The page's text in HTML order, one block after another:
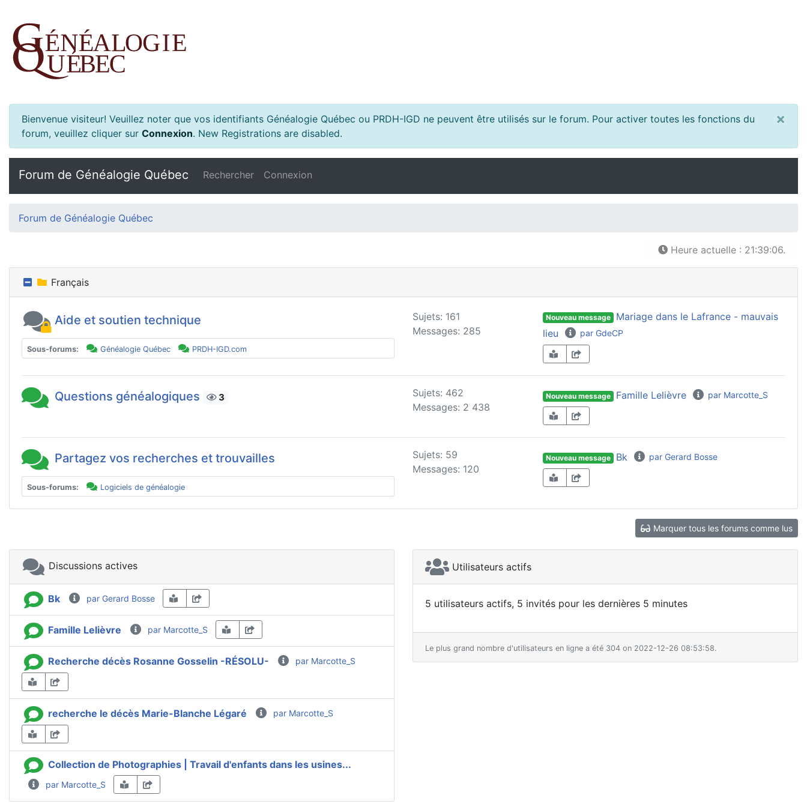
Bienvenue visiteur! Veuillez noter que vos identifiants Généalogie Québec ou PRDH-IGD ne peuvent être utilisés sur le forum. Pour activer toutes les fonctions du
forum, veuillez cliquer sur Connexion. New Registrations are disabled.
×
Forum de Généalogie Québec Rechercher Connexion
Forum de Généalogie Québec
Heure actuelle : 21:39:06.
Français
Aide et soutien technique
Sous-forums: Généalogie Québec PRDH-IGD.com
Sujets: 161
Messages: 285
Nouveau message
Mariage dans le Lafrance - mauvais
lieu
par GdeCP
Questions généalogiques 3
Sujets: 462
Messages: 2 438
Nouveau message Famille Lelièvre par Marcotte_S
Partagez vos recherches et trouvailles
Sous-forums: Logiciels de généalogie
Sujets: 59
Messages: 120
Nouveau message Bk par Gerard Bosse
Marquer tous les forums comme lus
Discussions actives
Bk par Gerard Bosse
Famille Lelièvre par Marcotte_S
Recherche décès Rosanne Gosselin -RÉSOLU- par Marcotte_S
recherche le décès Marie-Blanche Légaré par Marcotte_S
Collection de Photographies | Travail d'enfants dans les usines...
par Marcotte_S
Utilisateurs actifs
5 utilisateurs actifs, 5 invités pour les dernières 5 minutes
Le plus grand nombre d'utilisateurs en ligne a été 304 on 2022-12-26 08:53:58.